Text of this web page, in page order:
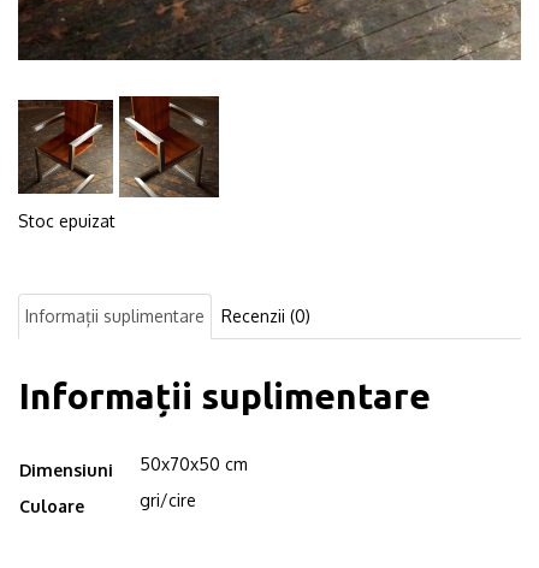
Stoc epuizat
Informații suplimentare Recenzii (0)
Informații suplimentare
Dimensiuni 50x70x50 cm
Culoare gri/cire